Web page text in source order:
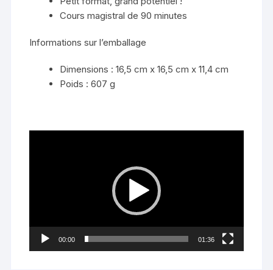
Cours magistral de 90 minutes
Informations sur l’emballage
Dimensions : 16,5 cm x 16,5 cm x 11,4 cm
Poids : 607 g
00:00 01:36